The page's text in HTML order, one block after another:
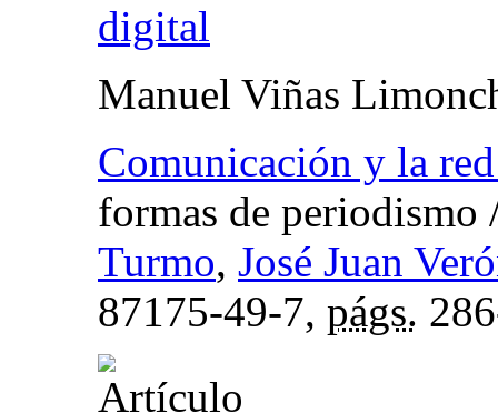
digital
Manuel Viñas
Comunicación y la
formas de periodismo
Turmo, José Juan
87175-49-7, págs.